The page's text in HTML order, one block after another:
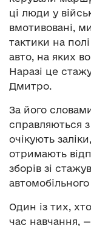
ці люди у
вмотивовані,
тактики на
авто, на яких
Наразі це
Дмитро.
За його
справляються
очікують
отримають
зборів зі
Один із тих,
час навчання,